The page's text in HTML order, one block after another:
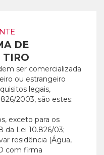
DE
TIRO
ser comercializada
ou estrangeiro
legais,
2003, são estes:
exceto para os
da Lei 10.826/03;
residência (Água,
com firma